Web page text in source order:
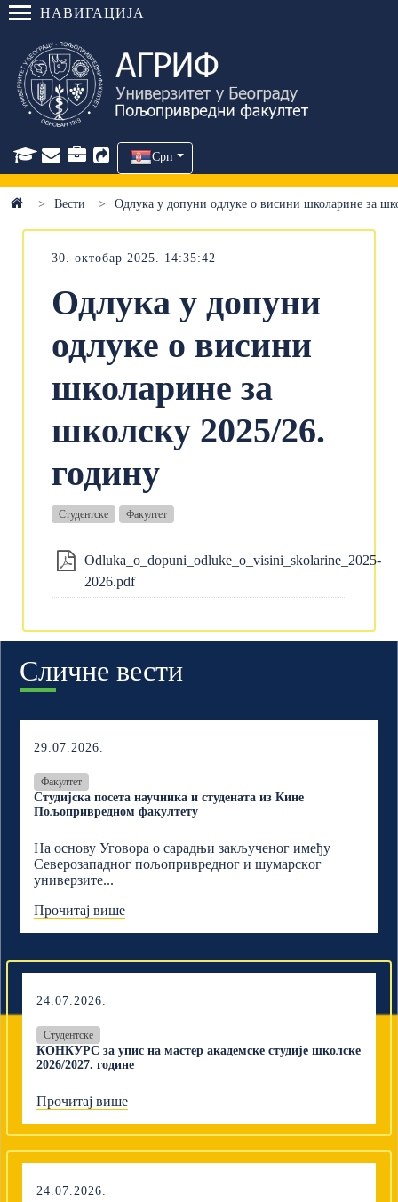
НАВИГАЦИЈА
Срп
Вести Одлука у допуни одлуке о висини школарине за
30. октобар 2025. 14:35:42
Одлука у допуни
одлуке о висини
школарине за
школску 2025/26.
годину
Студентске Факултет
Odlukа_o_dopuni_odluke_o_visini_skolarine_2025-
2026.pdf
Сличне вести
29.07.2026.
Факултет
Студијска посета научника и студената из Кине
Пољопривредном факултету
На основу Уговора о сарадњи закљученог имеђу
Северозападног пољопривредног и шумарскoг
универзите...
Прочитај више
24.07.2026.
Студентске
КОНКУРС за упис на мастер академске студије школске
2026/2027. године
Прочитај више
24.07.2026.